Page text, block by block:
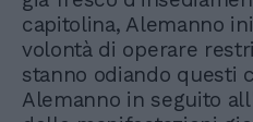
capitolina, Alemanno
volontà di operare
stanno odiando questi
Alemanno in seguito